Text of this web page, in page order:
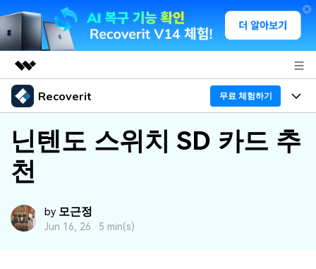
주요 제품
유틸리티
비즈니스
개요
솔루션
회사 소개
뉴스룸
Recoverit 무료 체험하기
프로그램
기능
복구 Tips
닌텐도 스위치 SD 카드 추
천
by 모근정
Jun 16, 26 · 5 min(s)